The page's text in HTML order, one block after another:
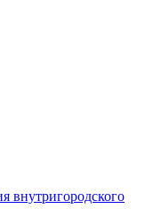
внутригородского